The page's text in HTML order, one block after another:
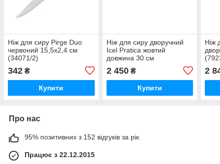
Ніж для сиру Pirge Duo
червоний 15,5х2,4 см
(34071/2)
342 ₴
Купити
Ніж для сиру дворучний
Icel Pratica жовтий
довжина 30 см
2 450₴
Купити
Ніж
2
Про нас
95% позитивних з 152 відгуків за рік
Працює з 22.12.2015